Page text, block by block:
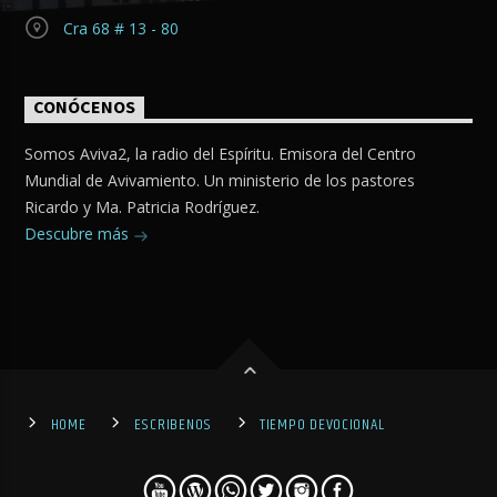
Cra 68 # 13 - 80
CONÓCENOS
Somos Aviva2, la radio del Espíritu. Emisora del Centro
Mundial de Avivamiento. Un ministerio de los pastores
Ricardo y Ma. Patricia Rodríguez.
Descubre más
HOME ESCRIBENOS TIEMPO DEVOCIONAL